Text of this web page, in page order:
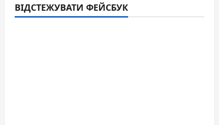
ВІДСТЕЖУВАТИ ФЕЙСБУК